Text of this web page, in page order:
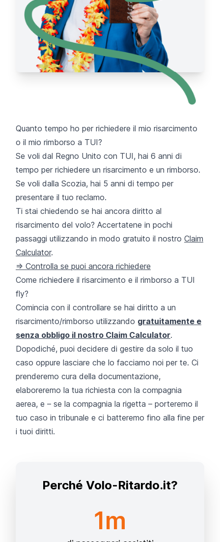
Quanto tempo ho per richiedere il mio risarcimento
o il mio rimborso a TUI?
Se voli dal Regno Unito con TUI, hai 6 anni di
tempo per richiedere un risarcimento e un rimborso.
Se voli dalla Scozia, hai 5 anni di tempo per
presentare il tuo reclamo.
Ti stai chiedendo se hai ancora diritto al
risarcimento del volo? Accertatene in pochi
passaggi utilizzando in modo gratuito il nostro Claim
Calculator.
=> Controlla se puoi ancora richiedere
Come richiedere il risarcimento e il rimborso a TUI
fly?
Comincia con il controllare se hai diritto a un
risarcimento/rimborso utilizzando gratuitamente e
senza obbligo il nostro Claim Calculator.
Dopodiché, puoi decidere di gestire da solo il tuo
caso oppure lasciare che lo facciamo noi per te. Ci
prenderemo cura della documentazione,
elaboreremo la tua richiesta con la compagnia
aerea, e – se la compagnia la rigetta – porteremo il
tuo caso in tribunale e ci batteremo fino alla fine per
i tuoi diritti.
Perché Volo-Ritardo.it?
1m